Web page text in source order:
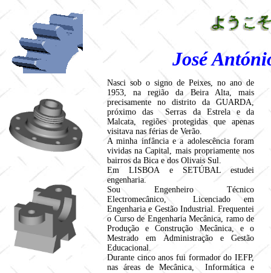
José
Nasci sob o signo de Peixes, no ano de
1953, na região da Beira Alta, mais
precisamente no distrito da GUARDA,
próximo das Serras da Estrela e da
Malcata, regiões protegidas que apenas
visitava nas férias de Verão.
A minha infância e a adolescência foram
vividas na Capital, mais propriamente nos
bairros da Bica e dos Olivais Sul.
Em LISBOA e SETÚBAL estudei
engenharia.
Sou Engenheiro Técnico
Electromecânico, Licenciado em
Engenharia e Gestão Industrial. Frequentei
o Curso de Engenharia Mecânica, ramo de
Produção e Construção Mecânica, e o
Mestrado em Administração e Gestão
Educacional.
Durante cinco anos fui formador do IEFP,
nas áreas de Mecânica, Informática e